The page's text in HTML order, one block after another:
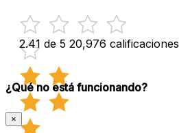
2.41 de 5 20,976 calificaciones
¿Qué no está funcionando?
×